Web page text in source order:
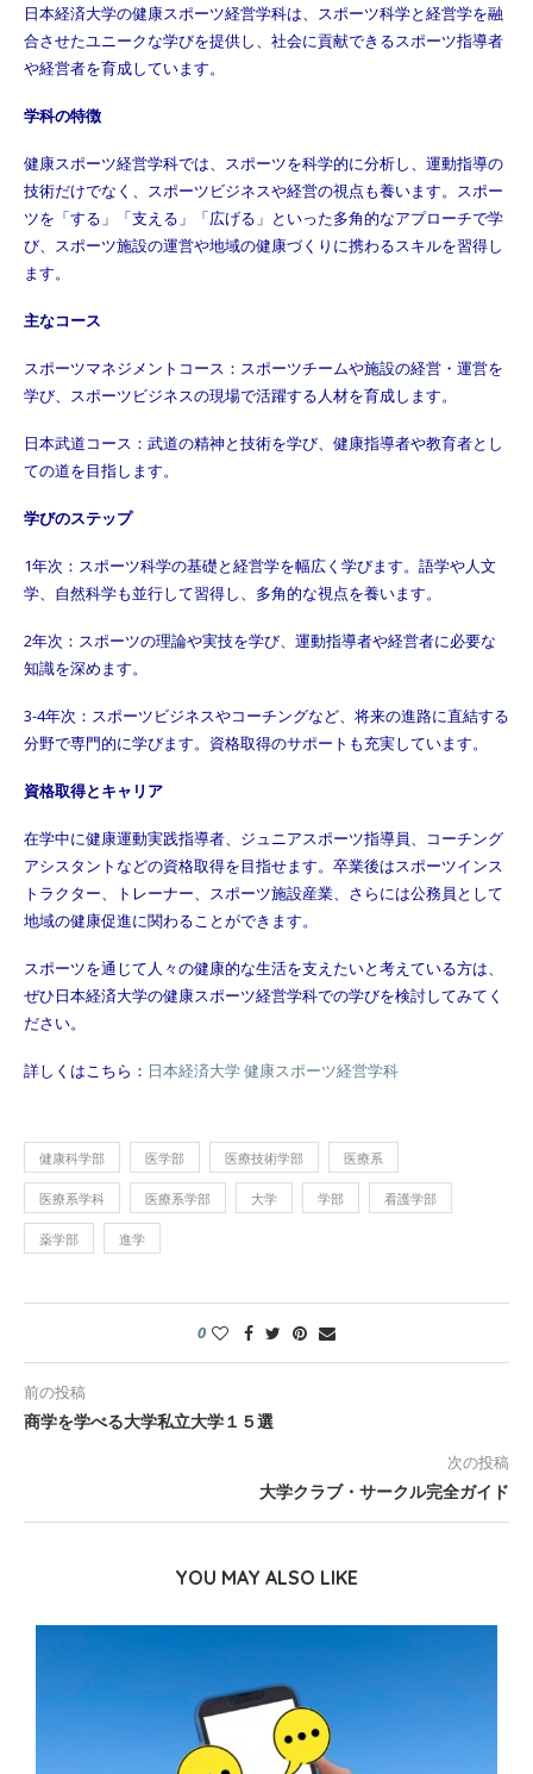
日本経済大学の健康スポーツ経営学科は、スポーツ科学と経営学を融
合させたユニークな学びを提供し、社会に貢献できるスポーツ指導者
や経営者を育成しています。
学科の特徴
健康スポーツ経営学科では、スポーツを科学的に分析し、運動指導の
技術だけでなく、スポーツビジネスや経営の視点も養います。スポー
ツを「する」「支える」「広げる」といった多角的なアプローチで学
び、スポーツ施設の運営や地域の健康づくりに携わるスキルを習得し
ます。
主なコース
スポーツマネジメントコース：スポーツチームや施設の経営・運営を
学び、スポーツビジネスの現場で活躍する人材を育成します。
日本武道コース：武道の精神と技術を学び、健康指導者や教育者とし
ての道を目指します。
学びのステップ
1年次：スポーツ科学の基礎と経営学を幅広く学びます。語学や人文
学、自然科学も並行して習得し、多角的な視点を養います。
2年次：スポーツの理論や実技を学び、運動指導者や経営者に必要な
知識を深めます。
3-4年次：スポーツビジネスやコーチングなど、将来の進路に直結する
分野で専門的に学びます。資格取得のサポートも充実しています。
資格取得とキャリア
在学中に健康運動実践指導者、ジュニアスポーツ指導員、コーチング
アシスタントなどの資格取得を目指せます。卒業後はスポーツインス
トラクター、トレーナー、スポーツ施設産業、さらには公務員として
地域の健康促進に関わることができます。
スポーツを通じて人々の健康的な生活を支えたいと考えている方は、
ぜひ日本経済大学の健康スポーツ経営学科での学びを検討してみてく
ださい。
詳しくはこちら： 日本経済大学 健康スポーツ経営学科
健康科学部 医学部 医療技術学部 医療系
医療系学科 医療系学部 大学 学部 看護学部
薬学部 進学
0
前の投稿
商学を学べる大学私立大学１５選
次の投稿
大学クラブ・サークル完全ガイド
YOU MAY ALSO LIKE